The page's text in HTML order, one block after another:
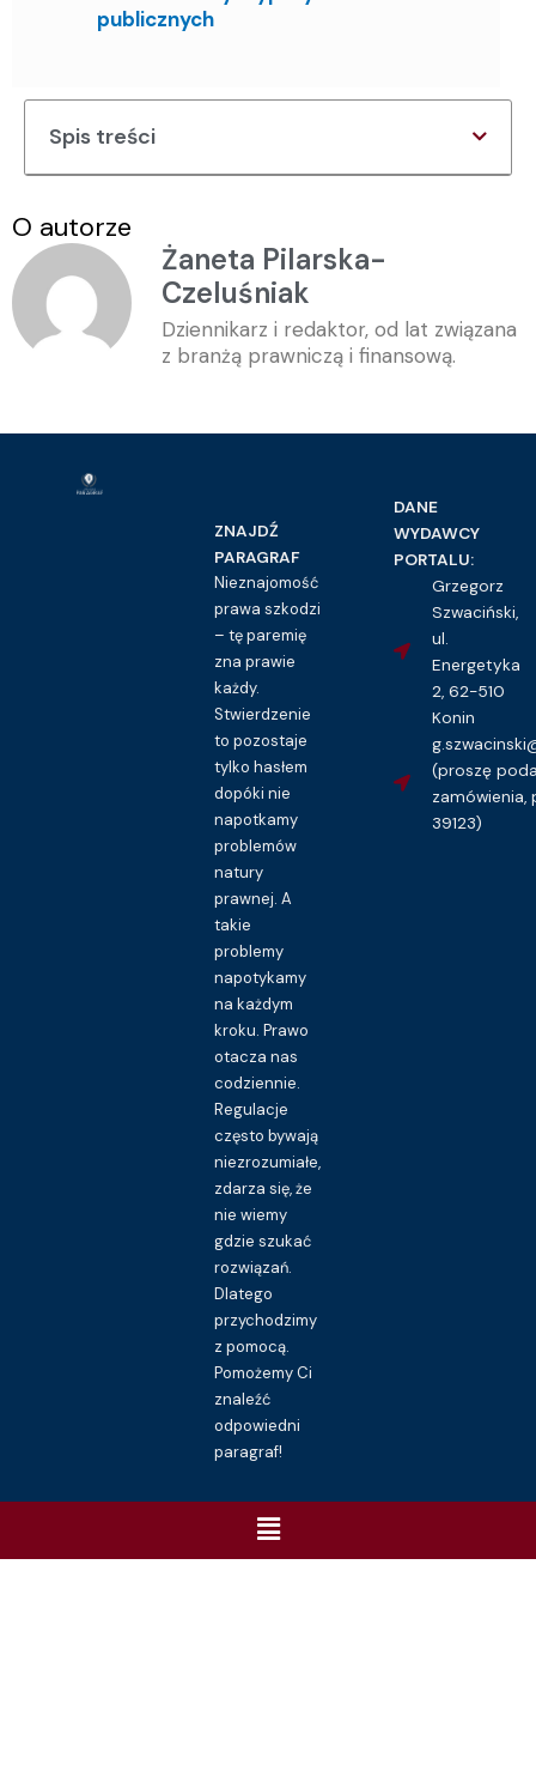
publicznych
Spis treści
O autorze
Żaneta Pilarska-
Czeluśniak
Dziennikarz i redaktor, od lat związana
z branżą prawniczą i finansową.
ZNAJDŹ
PARAGRAF
Nieznajomość
prawa szkodzi
– tę paremię
zna prawie
każdy.
Stwierdzenie
to pozostaje
tylko hasłem
dopóki nie
napotkamy
problemów
natury
prawnej. A
takie
problemy
napotykamy
na każdym
kroku. Prawo
otacza nas
codziennie.
Regulacje
często bywają
niezrozumiałe,
zdarza się, że
nie wiemy
gdzie szukać
rozwiązań.
Dlatego
przychodzimy
z pomocą.
Pomożemy Ci
znaleźć
odpowiedni
paragraf!
DANE
WYDAWCY
PORTALU:
Grzegorz
Szwaciński,
ul.
Energetyka
2, 62-510
Konin
(proszę
zamówienia,
39123)
Menu